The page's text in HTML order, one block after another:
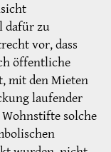
dafür zu
vor, dass
öffentliche
mit den Mieten
laufender
solche